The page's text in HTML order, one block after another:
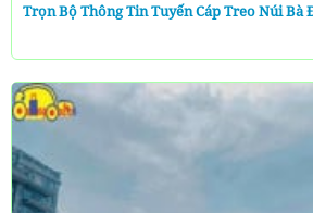
Trọn Bộ Thông Tin Tuyến Cáp Treo Núi Bà